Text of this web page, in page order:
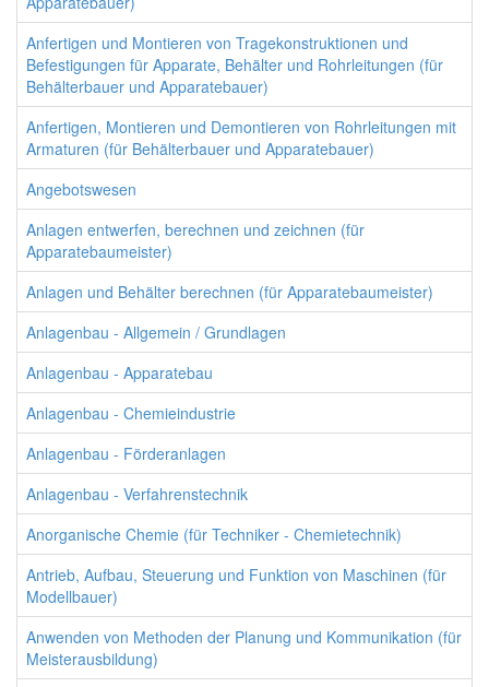
Anfertigen und Montieren von Tragekonstruktionen und
Befestigungen für Apparate, Behälter und Rohrleitungen (für
Behälterbauer und Apparatebauer)
Anfertigen, Montieren und Demontieren von Rohrleitungen mit
Armaturen (für Behälterbauer und Apparatebauer)
Angebotswesen
Anlagen entwerfen, berechnen und zeichnen (für
Apparatebaumeister)
Anlagen und Behälter berechnen (für Apparatebaumeister)
Anlagenbau - Allgemein / Grundlagen
Anlagenbau - Apparatebau
Anlagenbau - Chemieindustrie
Anlagenbau - Förderanlagen
Anlagenbau - Verfahrenstechnik
Anorganische Chemie (für Techniker - Chemietechnik)
Antrieb, Aufbau, Steuerung und Funktion von Maschinen (für
Modellbauer)
Anwenden von Methoden der Planung und Kommunikation (für
Meisterausbildung)